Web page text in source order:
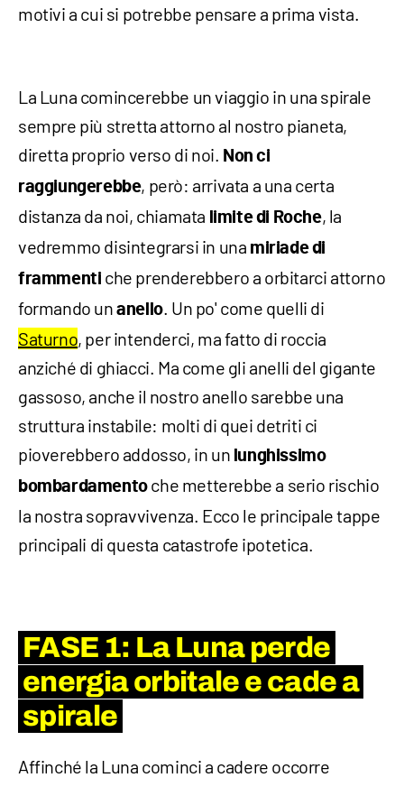
motivi a cui si potrebbe pensare a prima vista.
La Luna comincerebbe un viaggio in una spirale
sempre più stretta attorno al nostro pianeta,
diretta proprio verso di noi. Non ci
raggiungerebbe, però: arrivata a una certa
distanza da noi, chiamata limite di Roche, la
vedremmo disintegrarsi in una miriade di
frammenti che prenderebbero a orbitarci attorno
formando unanello. Un po' come quelli di
Saturno, per intenderci, ma fatto di roccia
anziché di ghiacci. Ma come gli anelli del gigante
gassoso, anche il nostro anello sarebbe una
struttura instabile: molti di quei detriti ci
pioverebbero addosso, in un lunghissimo
bombardamentoche metterebbe a serio rischio
la nostra sopravvivenza. Ecco le principale tappe
principali di questa catastrofe ipotetica.
FASE 1: La Luna perde
energia orbitale e cade a
spirale
Affinché la Luna cominci a cadere occorre